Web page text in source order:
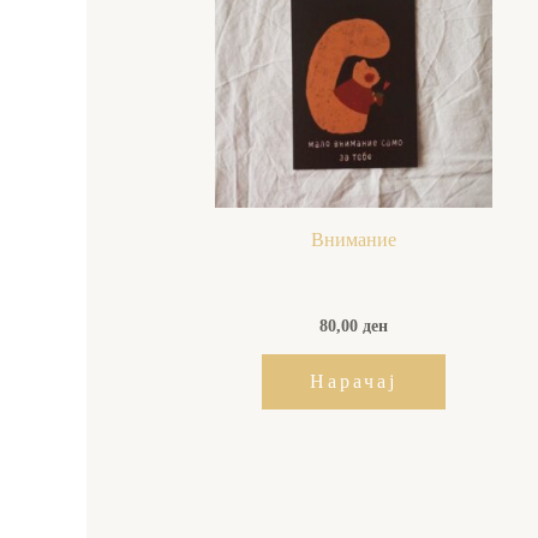
Внимание
80,00 ден
Нарачај